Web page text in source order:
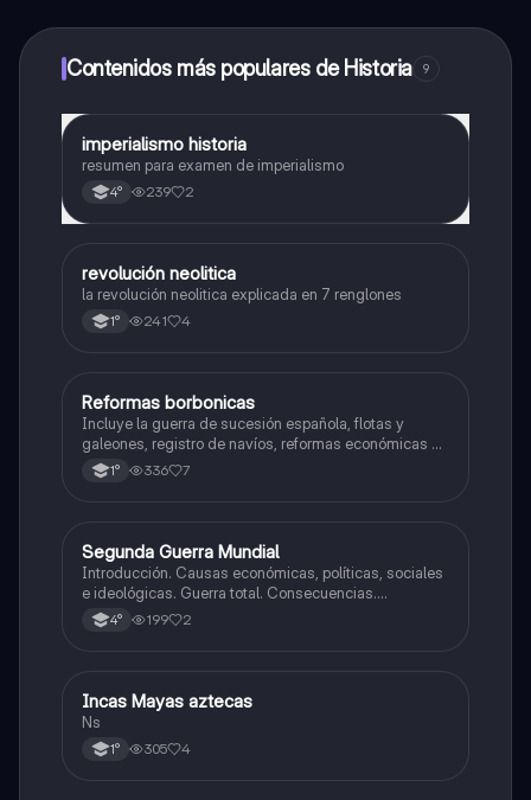
a determinadas funciones.
Contenidos más populares de Historia 9
Historia
imperialismo historia
resumen para examen de imperialismo
4° 239 2
Historia
revolución neolitica
la revolución neolitica explicada en 7 renglones
1° 241 4
Historia
Reformas borbonicas
Incluye la guerra de sucesión española, flotas y
galeones, registro de navíos, reformas económicas y
virreinatos
1° 336 7
Historia
Segunda Guerra Mundial
Introducción. Causas económicas, políticas, sociales
e ideológicas. Guerra total. Consecuencias.
Tensiones en europa. Inicio de la guerra.
4° 199 2
Historia
Incas Mayas aztecas
Ns
1° 305 4